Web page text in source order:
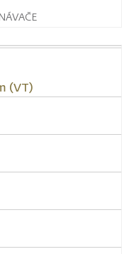
(VT)